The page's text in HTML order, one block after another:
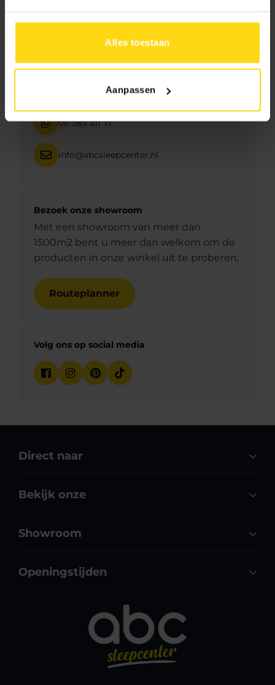
Alles toestaan
Aanpassen
071 - 542 68 36
06 383 211 71
info@abcsleepcenter.nl
Bezoek onze showroom
Met een showroom van meer dan
1500m2 bent u meer dan welkom om de
producten in onze winkel uit te proberen.
Routeplanner
Volg ons op social media
Direct naar
Bekijk onze
Showroom
Openingstijden